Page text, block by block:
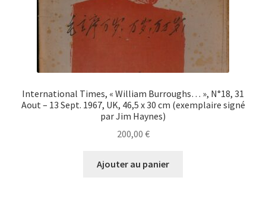
International Times, « William Burroughs… », N°18, 31
Aout – 13 Sept. 1967, UK, 46,5 x 30 cm (exemplaire signé
par Jim Haynes)
200,00 €
Ajouter au panier